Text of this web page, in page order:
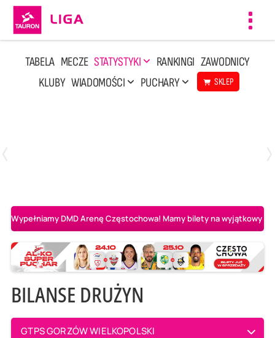
TABELA MECZE STATYSTYKI RANKINGI ZAWODNICY
KLUBY WIADOMOŚCI PUCHARY SKLEP
Wypełniamy DMD Arenę Częstochowa! Mamy bilety na wyjątkowy
BILANSE DRUŻYN
GTPS GORZÓW WIELKOPOLSKI